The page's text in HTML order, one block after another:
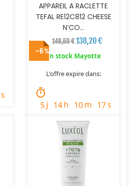
s
APPAREIL A RACLETTE
TEFAL RE12C812 CHEESE
N’CO...
148,60 €138,20 €
En stock Mayotte
L'offre expire dans:
timer
5j 14h 10m 16s
-6%